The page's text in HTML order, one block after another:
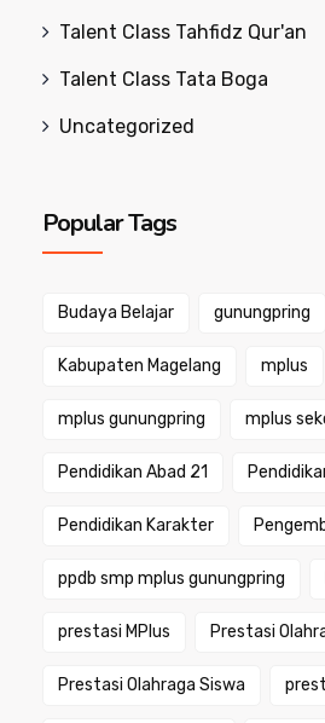
Talent Class Tahfidz Qur'an
Talent Class Tata Boga
Uncategorized
Popular Tags
Budaya Belajar gunungpring
Kabupaten Magelang mplus
mplus gunungpring mplus
Pendidikan Abad 21
Pendidikan Karakter
ppdb smp mplus gunungpring
prestasi MPlus Prestasi
Prestasi Olahraga Siswa